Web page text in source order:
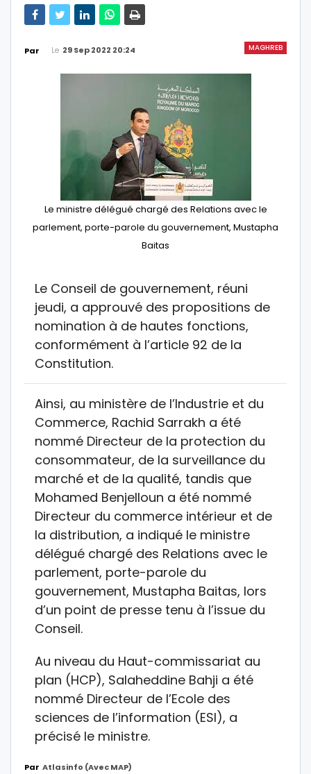
MAGHREB
Par Le 29 Sep 2022 20:24
Le ministre délégué chargé des Relations avec le
parlement, porte-parole du gouvernement, Mustapha
Baitas
Le Conseil de gouvernement, réuni
jeudi, a approuvé des propositions de
nomination à de hautes fonctions,
conformément à l’article 92 de la
Constitution.
Ainsi, au ministère de l’Industrie et du
Commerce, Rachid Sarrakh a été
nommé Directeur de la protection du
consommateur, de la surveillance du
marché et de la qualité, tandis que
Mohamed Benjelloun a été nommé
Directeur du commerce intérieur et de
la distribution, a indiqué le ministre
délégué chargé des Relations avec le
parlement, porte-parole du
gouvernement, Mustapha Baitas, lors
d’un point de presse tenu à l’issue du
Conseil.
Au niveau du Haut-commissariat au
plan (HCP), Salaheddine Bahji a été
nommé Directeur de l’Ecole des
sciences de l’information (ESI), a
précisé le ministre.
Par Atlasinfo (avec MAP)